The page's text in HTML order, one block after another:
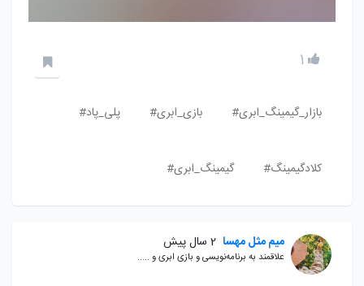
1
بازار_گیمینگ_ابری# بازی_ابری# پلی_پاد#
کلادگیمینگ# گیمینگ_ابری#
میم مثل مهسا 2 سال پیش
علاقمند به برنامه‌نویسی و بازی ابری و .....